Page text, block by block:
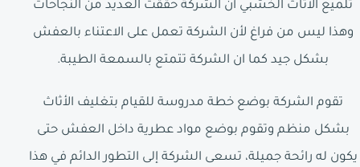
تلميع الأثاث الخشبي أن الشركة حققت العديد من النجاحات
وهذا ليس من فراغ لأن الشركة تعمل على الاعتناء بالعفش
بشكل جيد كما ان الشركة تتمتع بالسمعة الطيبة.
تقوم الشركة بوضع خطة مدروسة للقيام بتغليف الأثاث
بشكل منظم وتقوم بوضع مواد عطرية داخل العفش حتى
يكون له رائحة جميلة، تسعى الشركة إلى التطور الدائم في هذا